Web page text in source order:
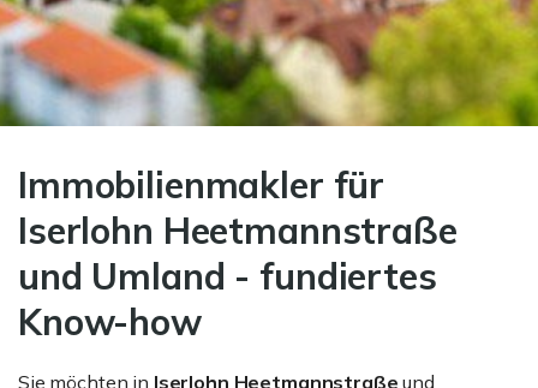
Immobilienmakler für
Iserlohn Heetmannstraße
und Umland - fundiertes
Know-how
Sie möchten in Iserlohn Heetmannstraßeund